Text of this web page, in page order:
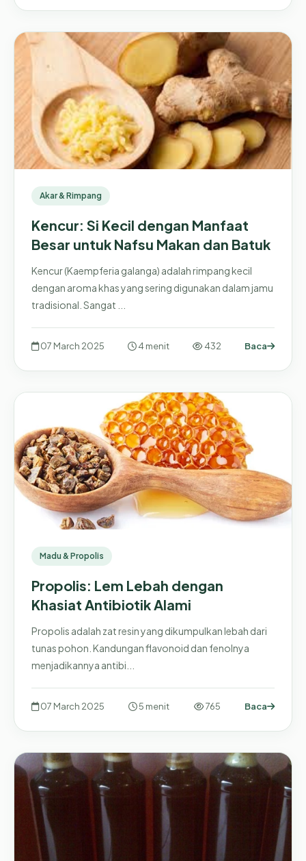
Akar & Rimpang
Kencur: Si Kecil dengan Manfaat
Besar untuk Nafsu Makan dan Batuk
Kencur (Kaempferia galanga) adalah rimpang kecil
dengan aroma khas yang sering digunakan dalam jamu
tradisional. Sangat ...
07 March 2025 4 menit 432 Baca
Madu & Propolis
Propolis: Lem Lebah dengan
Khasiat Antibiotik Alami
Propolis adalah zat resin yang dikumpulkan lebah dari
tunas pohon. Kandungan flavonoid dan fenolnya
menjadikannya antibi...
07 March 2025 5 menit 765 Baca